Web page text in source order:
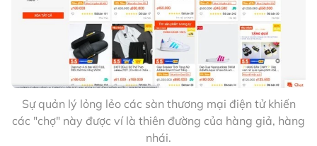
Sự quản lý lỏng lẻo các sàn thương mại điện tử khiến
các "chợ" này được ví là thiên đường của hàng giả, hàng
nhái.